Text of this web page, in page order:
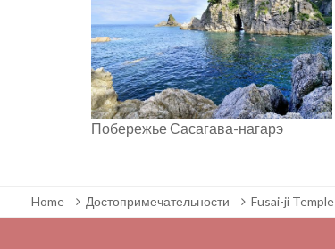
Побережье Сасагава-нагарэ
Home Достопримечательности Fusai-ji Temple